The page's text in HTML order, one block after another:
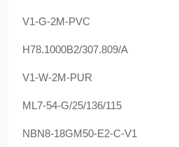
V1-G-2M-PVC
H78.1000B2/307.809/A
V1-W-2M-PUR
ML7-54-G/25/136/115
NBN8-18GM50-E2-C-V1